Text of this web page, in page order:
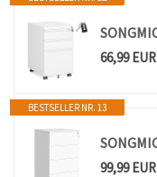
66,99 EUR
BESTSELLER NR. 13
99,99 EUR